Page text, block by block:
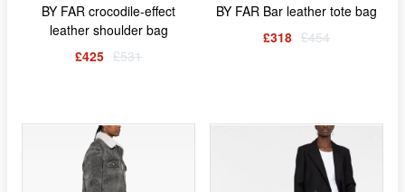
BY FAR crocodile-effect
leather shoulder bag
£425 £531
BY FAR Bar leather tote bag
£318 £454